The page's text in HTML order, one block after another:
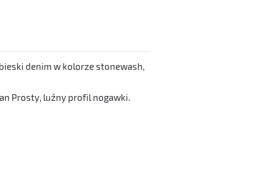
denim w kolorze stonewash,
Prosty, luźny profil nogawki.